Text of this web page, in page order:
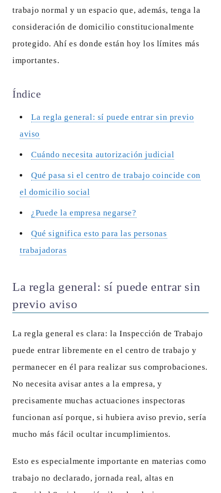
trabajo normal y un espacio que, además, tenga la
consideración de domicilio constitucionalmente
protegido. Ahí es donde están hoy los límites más
importantes.
Índice
La regla general: sí puede entrar sin previo
aviso
Cuándo necesita autorización judicial
Qué pasa si el centro de trabajo coincide con
el domicilio social
¿Puede la empresa negarse?
Qué significa esto para las personas
trabajadoras
La regla general: sí puede entrar sin
previo aviso
La regla general es clara: la Inspección de Trabajo
puede entrar libremente en el centro de trabajo y
permanecer en él para realizar sus comprobaciones.
No necesita avisar antes a la empresa, y
precisamente muchas actuaciones inspectoras
funcionan así porque, si hubiera aviso previo, sería
mucho más fácil ocultar incumplimientos.
Esto es especialmente importante en materias como
trabajo no declarado, jornada real, altas en